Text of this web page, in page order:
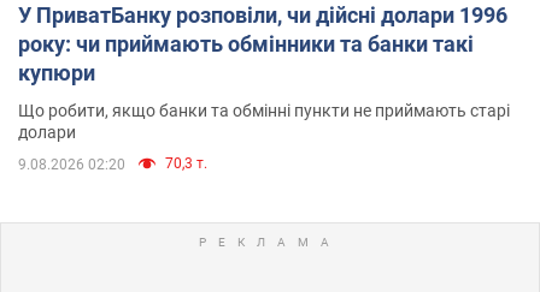
У ПриватБанку розповіли, чи дійсні долари 1996
року: чи приймають обмінники та банки такі
купюри
Що робити, якщо банки та обмінні пункти не приймають старі
долари
9.08.2026 02:20 70,3 т.